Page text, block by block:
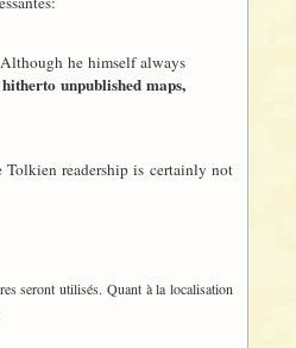
he himself always
unpublished maps,
readership is certainly not
seront utilisés. Quant à la localisation